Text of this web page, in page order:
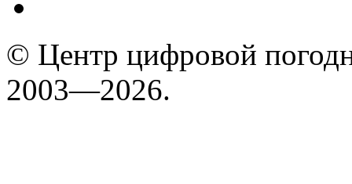
© Центр цифровой
2003—2026.